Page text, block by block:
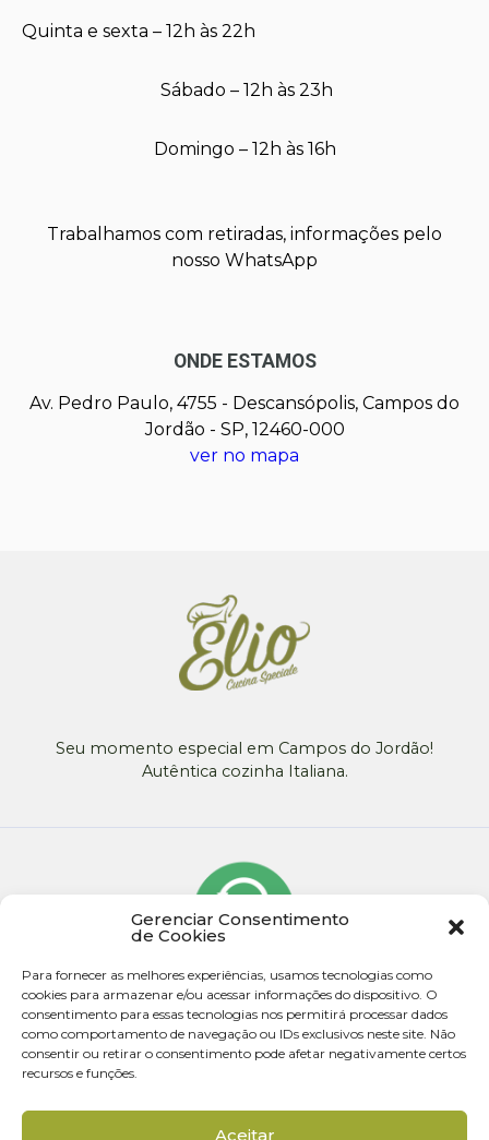
Gerenciar Consentimento
de Cookies
Para fornecer as melhores experiências, usamos tecnologias como
cookies para armazenar e/ou acessar informações do dispositivo. O
consentimento para essas tecnologias nos permitirá processar dados
como comportamento de navegação ou IDs exclusivos neste site. Não
consentir ou retirar o consentimento pode afetar negativamente certos
recursos e funções.
Aceitar
Quinta e sexta – 12h às 22h
Sábado – 12h às 23h
Domingo – 12h às 16h
Trabalhamos com retiradas, informações pelo
nosso WhatsApp
ONDE ESTAMOS
Av. Pedro Paulo, 4755 - Descansópolis, Campos do
Jordão - SP, 12460-000
ver no mapa
Seu momento especial em Campos do Jordão!
Autêntica cozinha Italiana.